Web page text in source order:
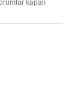
kapalı